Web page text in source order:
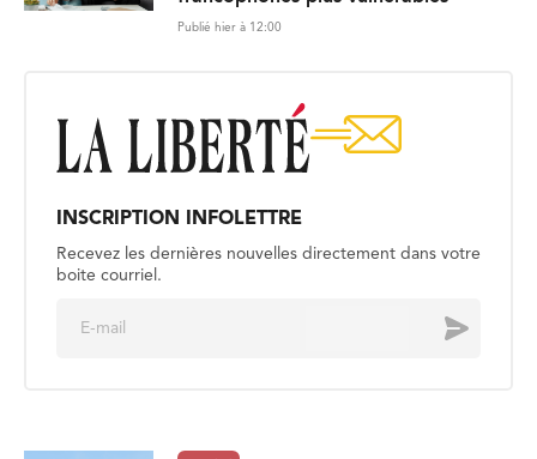
Publié hier à 12:00
INSCRIPTION INFOLETTRE
Recevez les dernières nouvelles directement dans votre
boite courriel.
Envoyer